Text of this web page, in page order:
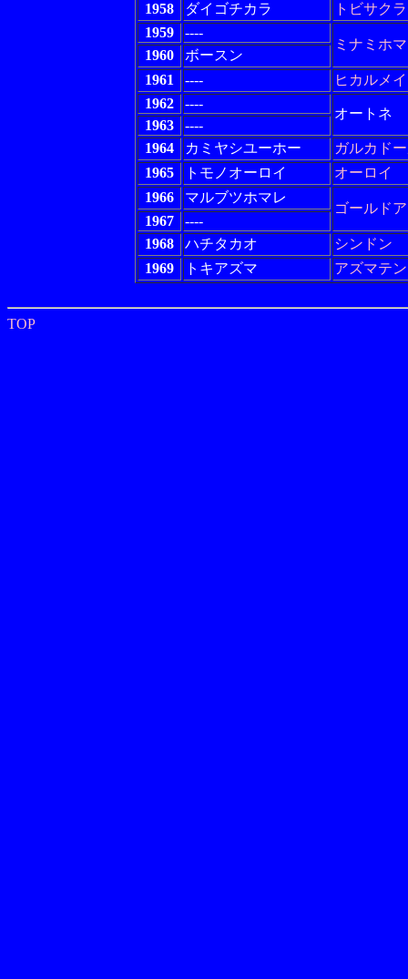
1958
ダイゴチカラ
トビサクラ
1959
----
ミナミホ
1960
ボースン
1961
----
ヒカルメ
1962
----
オートネ
1963
----
1964
カミヤシユーホー
ガルカド
1965
トモノオーロイ
オーロイ
1966
マルブツホマレ
ゴールド
1967
----
1968
ハチタカオ
シンドン
1969
トキアズマ アズマテ
TOP